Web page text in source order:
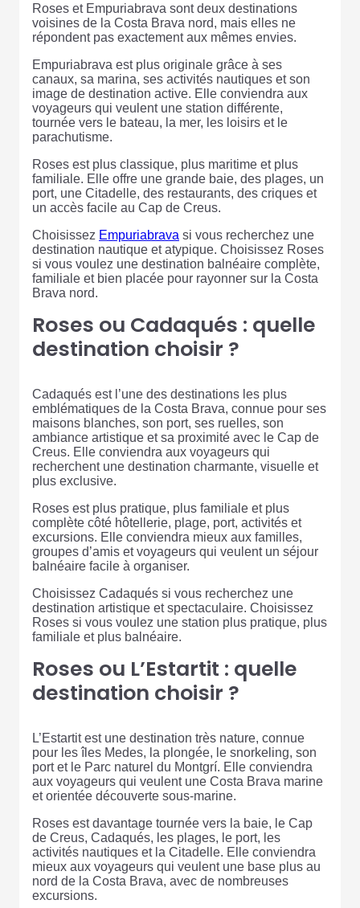
Roses et Empuriabrava sont deux destinations
voisines de la Costa Brava nord, mais elles ne
répondent pas exactement aux mêmes envies.
Empuriabrava est plus originale grâce à ses
canaux, sa marina, ses activités nautiques et son
image de destination active. Elle conviendra aux
voyageurs qui veulent une station différente,
tournée vers le bateau, la mer, les loisirs et le
parachutisme.
Roses est plus classique, plus maritime et plus
familiale. Elle offre une grande baie, des plages, un
port, une Citadelle, des restaurants, des criques et
un accès facile au Cap de Creus.
Choisissez Empuriabrava si vous recherchez une
destination nautique et atypique. Choisissez Roses
si vous voulez une destination balnéaire complète,
familiale et bien placée pour rayonner sur la Costa
Brava nord.
Roses ou Cadaqués : quelle
destination choisir ?
Cadaqués est l’une des destinations les plus
emblématiques de la Costa Brava, connue pour ses
maisons blanches, son port, ses ruelles, son
ambiance artistique et sa proximité avec le Cap de
Creus. Elle conviendra aux voyageurs qui
recherchent une destination charmante, visuelle et
plus exclusive.
Roses est plus pratique, plus familiale et plus
complète côté hôtellerie, plage, port, activités et
excursions. Elle conviendra mieux aux familles,
groupes d’amis et voyageurs qui veulent un séjour
balnéaire facile à organiser.
Choisissez Cadaqués si vous recherchez une
destination artistique et spectaculaire. Choisissez
Roses si vous voulez une station plus pratique, plus
familiale et plus balnéaire.
Roses ou L’Estartit : quelle
destination choisir ?
L’Estartit est une destination très nature, connue
pour les îles Medes, la plongée, le snorkeling, son
port et le Parc naturel du Montgrí. Elle conviendra
aux voyageurs qui veulent une Costa Brava marine
et orientée découverte sous-marine.
Roses est davantage tournée vers la baie, le Cap
de Creus, Cadaqués, les plages, le port, les
activités nautiques et la Citadelle. Elle conviendra
mieux aux voyageurs qui veulent une base plus au
nord de la Costa Brava, avec de nombreuses
excursions.